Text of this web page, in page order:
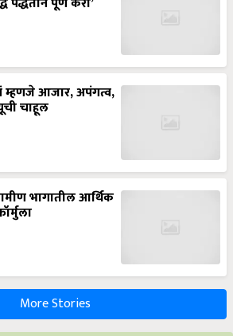
म्हणजे आजार, अपंगत्व,
चाहूल
भागातील आर्थिक
More Stories